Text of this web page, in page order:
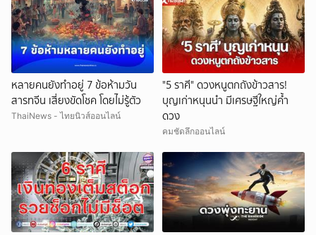
หลายคนยังทำอยู่ 7 ข้อห้ามวัน
สารทจีน เสี่ยงขัดโชค โดยไม่รู้ตัว
ThaiNews - ไทยนิวส์ออนไลน์
"5 ราศี" ดวงหนูตกถังข้าวสาร!
บุญเก่าหนุนนำ มีเศรษฐีใหญ่ค้ำ
ดวง
คมชัดลึกออนไลน์